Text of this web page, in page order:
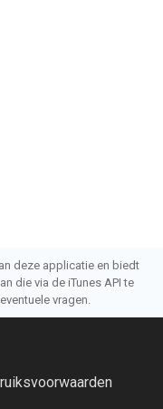
deze applicatie en biedt
die via de iTunes API te
vragen.